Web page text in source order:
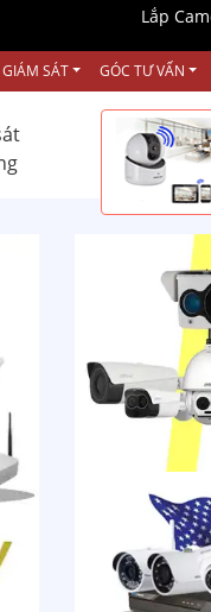
Lắp
SÁT GÓC TƯ VẤN